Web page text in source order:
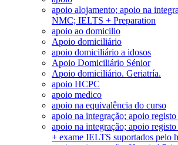
apoio alojamento; apoio na
NMC; IELTS + Preparation
apoio ao domicilio
Apoio domiciliário
apoio domiciliário a idosos
Apoio Domiciliário Sénior
Apoio domiciliário. Geriatría.
apoio HCPC
apoio medico
apoio na equivalência do curso
apoio na integração; apoio
apoio na integração; apoio
+ exame IELTS suportados pelo